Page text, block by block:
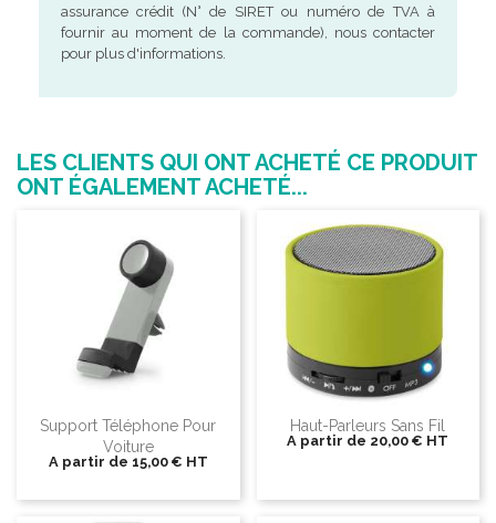
assurance crédit (N° de SIRET ou numéro de TVA à
fournir au moment de la commande), nous contacter
pour plus d'informations.
LES CLIENTS QUI ONT ACHETÉ CE PRODUIT
ONT ÉGALEMENT ACHETÉ...
Support Téléphone Pour
Voiture
A partir de 15,00 € HT
Haut-Parleurs Sans Fil
A partir de 20,00 € HT